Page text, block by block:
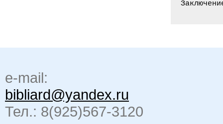
e-mail:
bibliard@yandex.ru
Тел.: 8(925)567-3120